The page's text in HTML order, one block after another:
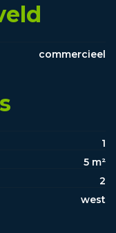
commercieel
1
5 m²
2
west